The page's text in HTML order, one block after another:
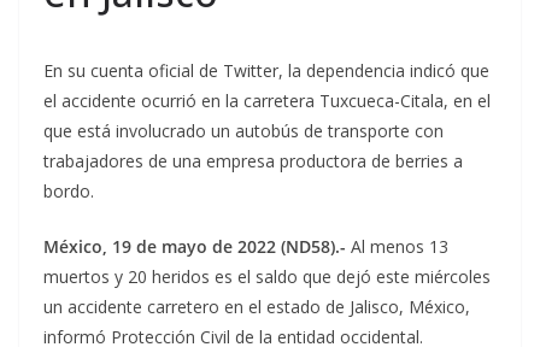
En su cuenta oficial de Twitter, la dependencia indicó que
el accidente ocurrió en la carretera Tuxcueca-Citala, en el
que está involucrado un autobús de transporte con
trabajadores de una empresa productora de berries a
bordo.
México, 19 de mayo de 2022 (ND58).- Al menos 13
muertos y 20 heridos es el saldo que dejó este miércoles
un accidente carretero en el estado de Jalisco, México,
informó Protección Civil de la entidad occidental.